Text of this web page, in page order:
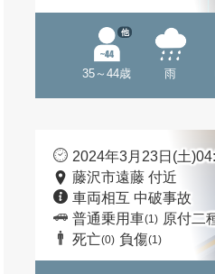
35～44歳
他
雨
2024年3月23日(土
藤沢市遠藤 付近
車両相互 中破事故
普通乗用車(1) 原付二
死亡(0) 負傷(1)